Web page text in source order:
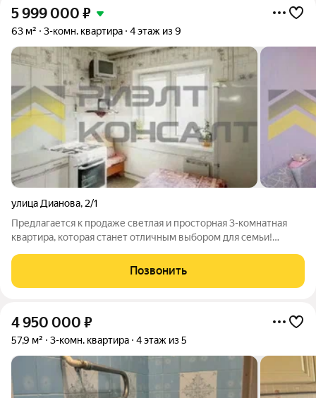
5 999 000 ₽
63 м² 3-комн. квартира 4 этаж из 9
улица Дианова, 2/1
Предлагается к продаже светлая и просторная 3-комнатная
квартира, которая станет отличным выбором для семьи!
ремонтом. - Удобная планировка включает вместительную
кухню, 3 изолированные комнаты,
Позвонить
4 950 000 ₽
57,9 м² 3-комн. квартира 4 этаж из 5